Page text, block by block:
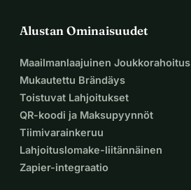
Alustan Ominaisuudet
Maailmanlaajuinen Joukkorahoitus
Mukautettu Brändäys
Toistuvat Lahjoitukset
QR-koodi ja Maksupyynnöt
Tiimivarainkeruu
Lahjoituslomake-liitännäinen
Zapier-integraatio